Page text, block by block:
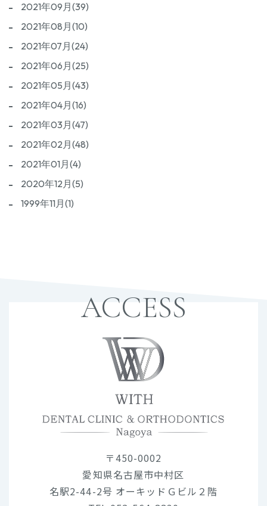
2021年09月(39)
2021年08月(10)
2021年07月(24)
2021年06月(25)
2021年05月(43)
2021年04月(16)
2021年03月(47)
2021年02月(48)
2021年01月(4)
2020年12月(5)
1999年11月(1)
ACCESS
〒450-0002
愛知県名古屋市中村区
名駅2-44-2号 オーキッドＧビル２階